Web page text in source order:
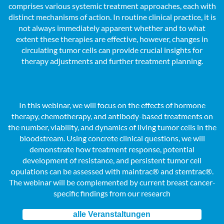
comprises various systemic treatment approaches, each with
distinct mechanisms of action. In routine clinical practice, it is
not always immediately apparent whether and to what
extent these therapies are effective, however, changes in
circulating tumor cells can provide crucial insights for
therapy adjustments and further treatment planning.
In this webinar, we will focus on the effects of hormone
therapy, chemotherapy, and antibody-based treatments on
the number, viability, and dynamics of living tumor cells in the
bloodstream. Using concrete clinical questions, we will
demonstrate how treatment response, potential
development of resistance, and persistent tumor cell
opulations can be assessed with maintrac® and stemtrac®.
The webinar will be complemented by current breast cancer-
specific findings from our research
alle Veranstaltungen